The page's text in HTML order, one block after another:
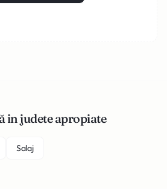
in judete apropiate
Salaj